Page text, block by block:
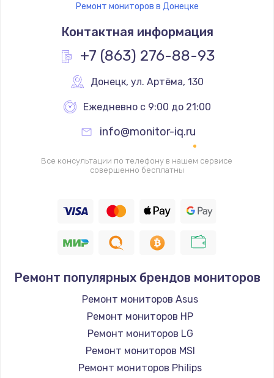
Замена северного моста
1950 руб.
Заказать
Ремонт цепей питания
Замена жесткого диска
660 руб.
Установка драйверов
725 руб.
Замена вебкамеры
1400 руб.
Заказать
Ремонт петель крышки
1190 руб.
Ремонт мониторов в Донецке
Контактная информация
+7 (863) 276-88-93
Донецк, ул. Артёма, 130
Ежедневно с 9:00 до 21:00
info@monitor-iq.ru
Все консультации по телефону в нашем сервисе
совершенно бесплатны
Ремонт популярных брендов мониторов
Ремонт мониторов Asus
Ремонт мониторов HP
Ремонт мониторов LG
Ремонт мониторов MSI
Ремонт мониторов Philips